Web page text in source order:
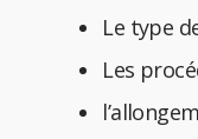
Le type
Les